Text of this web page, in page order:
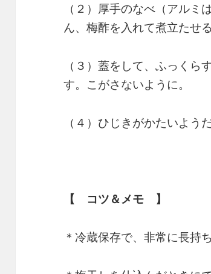
（２）厚手のなべ（アルミ
ん、梅酢を入れて煮立たせる
（３）蓋をして、ふっく
す。こがさないように。
（４）ひじきがかたいよう
【 コツ＆メモ 】
＊冷蔵保存で、非常に長持